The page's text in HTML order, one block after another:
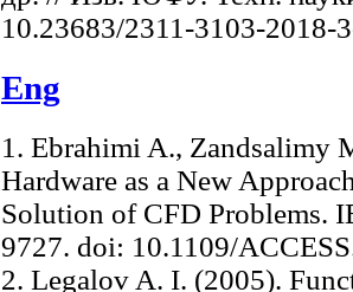
10.23683/2311-3103-2018-
Eng
1. Ebrahimi A., Zandsalimy
Hardware as a New
Solution of CFD Problems.
9727. doi: 10.1109/
2. Legalov A. I. (2005).